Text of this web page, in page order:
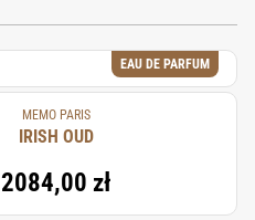
EAU DE PARFUM
MEMO PARIS
IRISH OUD
2084,00 zł